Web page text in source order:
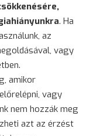
. Ha
az
vagy
amikor
vagy
nem hozzák meg
azt az érzést